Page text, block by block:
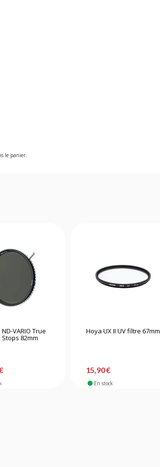
le panier.
VARIO True
Stops 82mm
Hoya UX II UV filtre 67mm
15,90 €
En stock